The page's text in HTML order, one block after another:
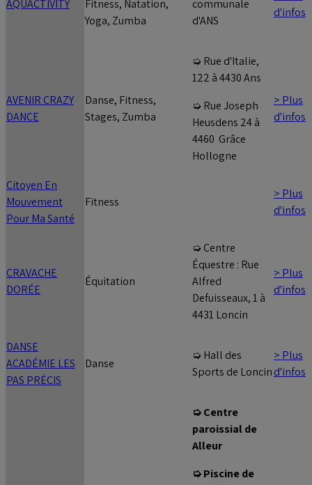
AQUACTIVITY
Fitness, Natation,
Yoga, Zumba
communale
d'ANS
d'infos
AVENIR CRAZY
DANCE
Danse, Fitness,
Stages, Zumba
➭ Rue d'Italie,
122 à 4430 Ans
➭ Rue Joseph
Heusdens 24 à
4460 Grâce
Hollogne
> Plus
d'infos
Citoyen En
Mouvement
Pour Ma Santé
Fitness
> Plus
d'infos
CRAVACHE
DORÉE
Équitation
➭ Centre
Équestre : Rue
Alfred
Defuisseaux, 1 à
4431 Loncin
> Plus
d'infos
DANSE
ACADÉMIE LES
PAS PRÉCIS
Danse
➭ Hall des
Sports de Loncin
> Plus
d'infos
➭ Centre
paroissial de
Alleur
➭ Piscine de